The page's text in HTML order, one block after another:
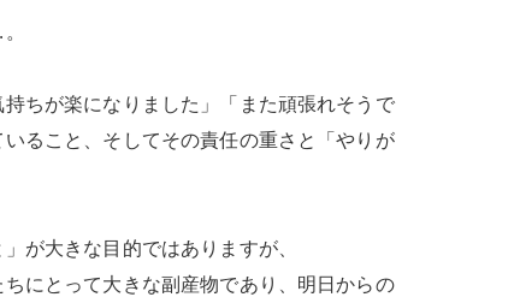
ちが楽になりました」「また頑張れそうで
ること、そしてその責任の重さと「やりが
が大きな目的ではありますが、
にとって大きな副産物であり、明日からの